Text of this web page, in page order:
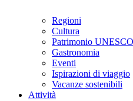
Regioni
Cultura
Patrimonio UNESCO
Gastronomia
Eventi
Ispirazioni di viaggio
Vacanze sostenibili
Attività